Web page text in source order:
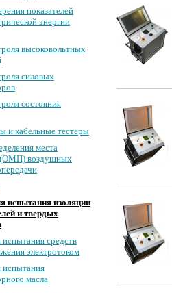
показателей
энергии
высоковольтных
силовых
состояния
и кабельные тестеры
места
(ОМП) воздушных
испытания изоляции
и твердых
испытания средств
электротоком
испытания
масла